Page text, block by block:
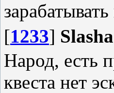
[1233] Slasha
Народ, есть
квеста нет